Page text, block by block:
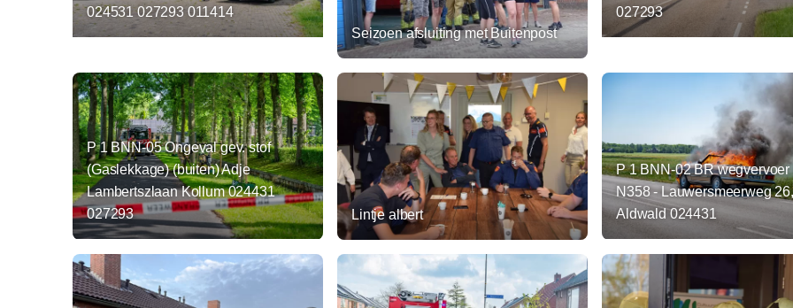
024531 027293 011414
Seizoen afsluiting met Buitenpost
027293
P 1 BNN-05 Ongeval gev. stof
(Gaslekkage) (buiten) Adje
Lambertszlaan Kollum 024431
027293
Lintje albert
P 1 BNN-02 BR wegvervoer
N358 - Lauwersmeerweg
Aldwald 024431